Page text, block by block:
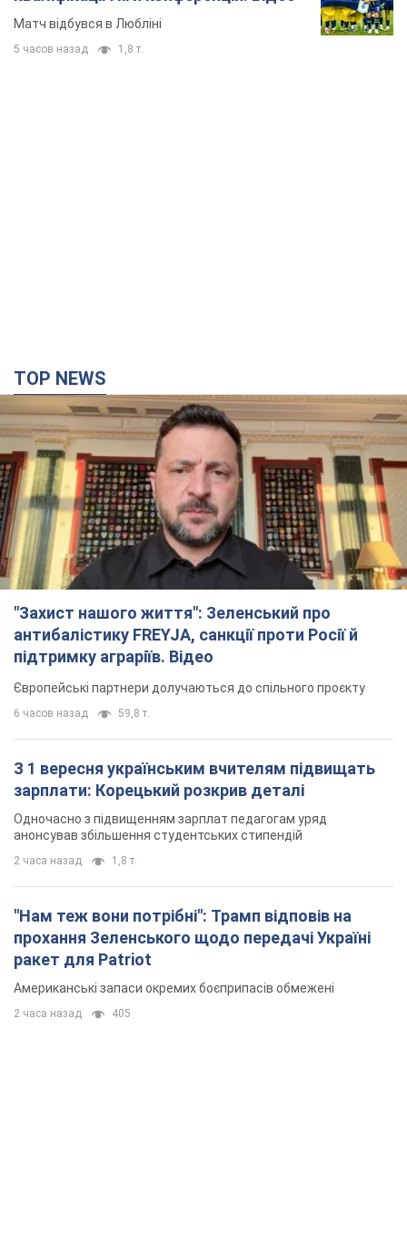
Матч відбувся в Любліні
5 часов назад 1,8 т.
TOP NEWS
"Захист нашого життя": Зеленський про
антибалістику FREYJA, санкції проти Росії й
підтримку аграріїв. Відео
Європейські партнери долучаються до спільного проєкту
6 часов назад 59,8 т.
З 1 вересня українським вчителям підвищать
зарплати: Корецький розкрив деталі
Одночасно з підвищенням зарплат педагогам уряд
анонсував збільшення студентських стипендій
2 часа назад 1,8 т.
"Нам теж вони потрібні": Трамп відповів на
прохання Зеленського щодо передачі Україні
ракет для Patriot
Американські запаси окремих боєприпасів обмежені
2 часа назад 405